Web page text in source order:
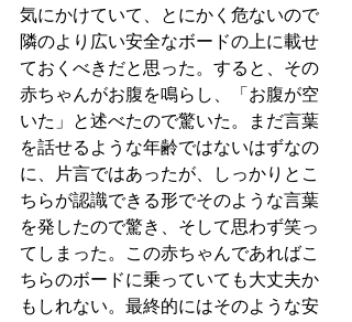
気にかけていて、とにかく危ないので
隣のより広い安全なボードの上に載せ
ておくべきだと思った。すると、その
赤ちゃんがお腹を鳴らし、「お腹が空
いた」と述べたので驚いた。まだ言葉
を話せるような年齢ではないはずなの
に、片言ではあったが、しっかりとこ
ちらが認識できる形でそのような言葉
を発したので驚き、そして思わず笑っ
てしまった。この赤ちゃんであればこ
ちらのボードに乗っていても大丈夫か
もしれない。最終的にはそのような安